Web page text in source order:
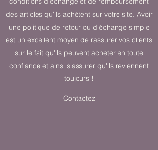
des articles qu'ils achètent sur votre site. Avoir
une politique de retour ou d'échange simple
est un excellent moyen de rassurer vos clients
sur le fait qu'ils peuvent acheter en toute
confiance et ainsi s'assurer qu'ils reviennent
toujours !
Contactez